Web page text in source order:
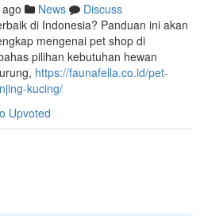
News
Discuss
di Indonesia? Panduan ini akan
mengenai pet shop di
pilihan kebutuhan hewan
https://faunafella.co.id/pet-
kucing/
Upvoted